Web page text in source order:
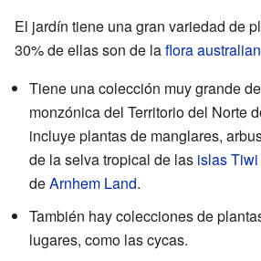
El jardín tiene una gran variedad de
30% de ellas son de laflora
Tiene una colección muy grande
monzónica del Territorio del Norte
incluye plantas de manglares,
de la selva tropical de las islas Tiwi
deArnhem Land.
También hay colecciones de
lugares, como las cycas.